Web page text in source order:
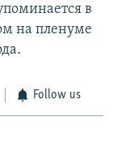
в
на пленуме
Follow us